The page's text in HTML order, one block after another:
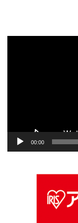
00:00